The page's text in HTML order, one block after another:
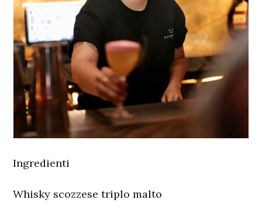
Ingredienti
Whisky scozzese triplo malto